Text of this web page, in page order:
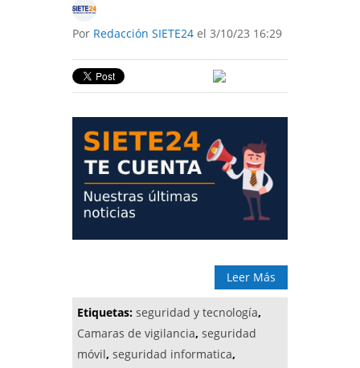
Por Redacción SIETE24 el 3/10/23 16:29
Leer Más
Etiquetas: seguridad y tecnología,
Camaras de vigilancia, seguridad
móvil, seguridad informatica,